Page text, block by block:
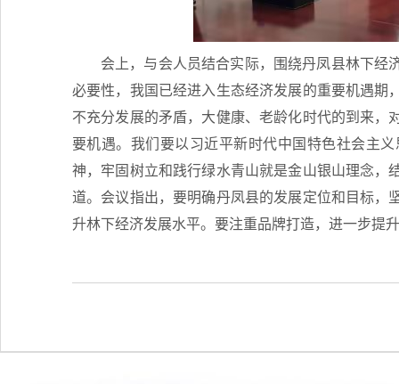
会上，与会人员结合实际，围绕丹凤县林下经
必要性，我国已经进入生态经济发展的重要机遇期
不充分发展的矛盾，大健康、老龄化时代的到来
要机遇。我们要以习近平新时代中国特色社会主
神，牢固树立和践行绿水青山就是金山银山理念，
道。会议指出，要明确丹凤县的发展定位和目标，
升林下经济发展水平。要注重品牌打造，进一步提